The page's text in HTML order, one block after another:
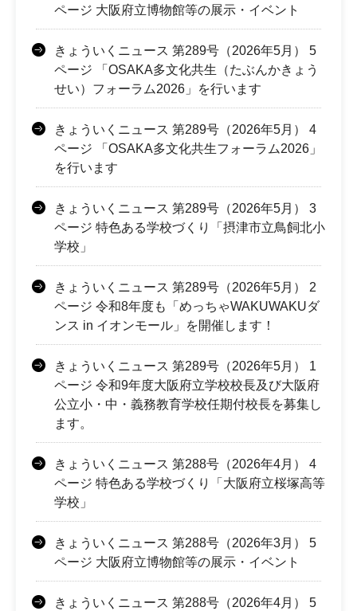
ページ 大阪府立博物館等の展示・イベント
きょういくニュース 第289号（2026年5月） 5
ページ 「OSAKA多文化共生（たぶんかきょう
せい）フォーラム2026」を行います
きょういくニュース 第289号（2026年5月） 4
ページ 「OSAKA多文化共生フォーラム2026」
を行います
きょういくニュース 第289号（2026年5月） 3
ページ 特色ある学校づくり「摂津市立鳥飼北小
学校」
きょういくニュース 第289号（2026年5月） 2
ページ 令和8年度も「めっちゃWAKUWAKUダ
ンス in イオンモール」を開催します！
きょういくニュース 第289号（2026年5月） 1
ページ 令和9年度大阪府立学校校長及び大阪府
公立小・中・義務教育学校任期付校長を募集し
ます。
きょういくニュース 第288号（2026年4月） 4
ページ 特色ある学校づくり「大阪府立桜塚高等
学校」
きょういくニュース 第288号（2026年3月） 5
ページ 大阪府立博物館等の展示・イベント
きょういくニュース 第288号（2026年4月） 5